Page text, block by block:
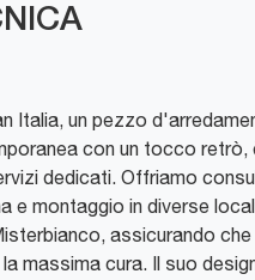
Italia, un pezzo
con un tocco retrò,
dedicati. Offriamo
e montaggio in diverse
assicurando
massima cura. Il suo